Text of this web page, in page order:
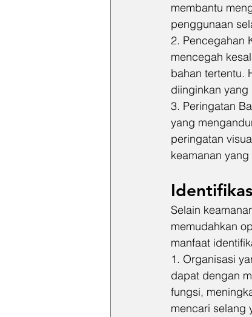
membantu
penggunaan
2. Pencegahan
mencegah
bahan tertentu.
diinginkan yang
3. Peringatan
yang
peringatan
keamanan
Selain
memudahkan
manfaat
1. Organisasi
dapat dengan
fungsi,
mencari selang